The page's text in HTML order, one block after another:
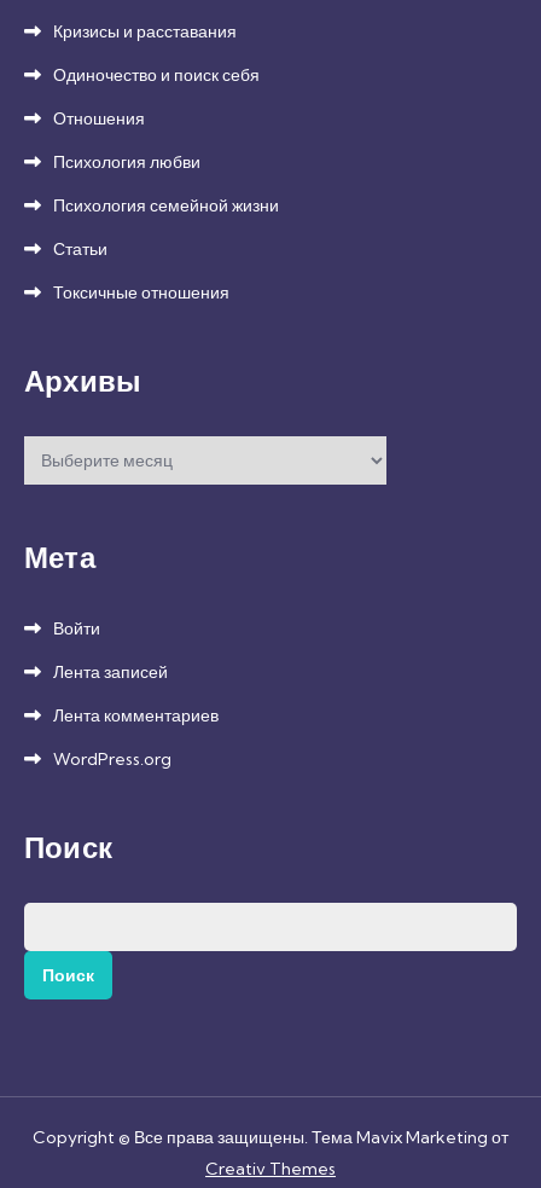
Кризисы и расставания
Одиночество и поиск себя
Отношения
Психология любви
Психология семейной жизни
Статьи
Токсичные отношения
Архивы
Архивы
Мета
Войти
Лента записей
Лента комментариев
WordPress.org
Поиск
Copyright © Все права защищены. Тема Mavix Marketing от
Creativ Themes